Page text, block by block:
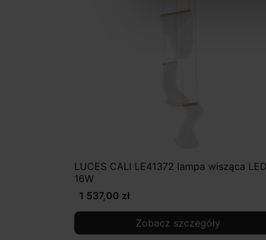
LUCES CALI LE41372 lampa wisząca LED
16W
1 537,00 zł
Zobacz szczegóły